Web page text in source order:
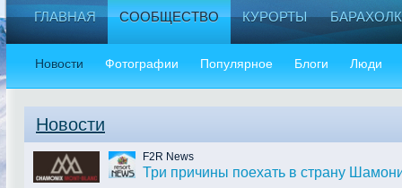
ГЛАВНАЯ СООБЩЕСТВО КУРОРТЫ
Новости Фотографии Популярное Блоги Люди
Новости
F2R News
Три причины поехать в страну